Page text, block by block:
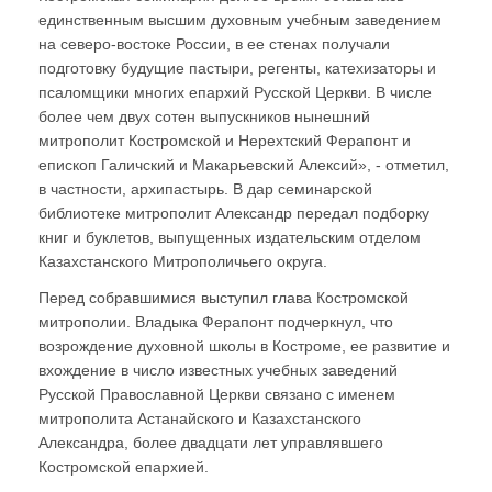
единственным высшим духовным учебным заведением
на северо-востоке России, в ее стенах получали
подготовку будущие пастыри, регенты, катехизаторы и
псаломщики многих епархий Русской Церкви. В числе
более чем двух сотен выпускников нынешний
митрополит Костромской и Нерехтский Ферапонт и
епископ Галичский и Макарьевский Алексий», - отметил,
в частности, архипастырь. В дар семинарской
библиотеке митрополит Александр передал подборку
книг и буклетов, выпущенных издательским отделом
Казахстанского Митрополичьего округа.
Перед собравшимися выступил глава Костромской
митрополии. Владыка Ферапонт подчеркнул, что
возрождение духовной школы в Костроме, ее развитие и
вхождение в число известных учебных заведений
Русской Православной Церкви связано с именем
митрополита Астанайского и Казахстанского
Александра, более двадцати лет управлявшего
Костромской епархией.